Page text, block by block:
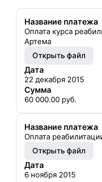
Название платежа
Оплата курса
Артема
Открыть файл
Дата
22 декабря 2015
Сумма
60 000.00 руб.
Название платежа
Оплата
Открыть файл
Дата
6 ноября 2015